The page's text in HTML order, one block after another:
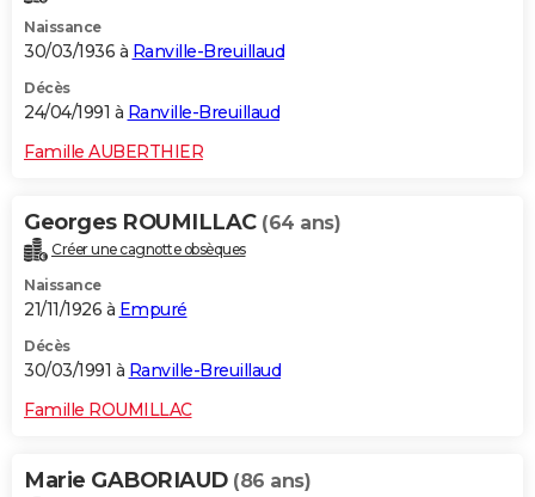
Naissance
30/03/1936 à Ranville-Breuillaud
Décès
24/04/1991 à Ranville-Breuillaud
Famille AUBERTHIER
Georges ROUMILLAC (64 ans)
Créer une cagnotte obsèques
Naissance
21/11/1926 à Empuré
Décès
30/03/1991 à Ranville-Breuillaud
Famille ROUMILLAC
Marie GABORIAUD (86 ans)